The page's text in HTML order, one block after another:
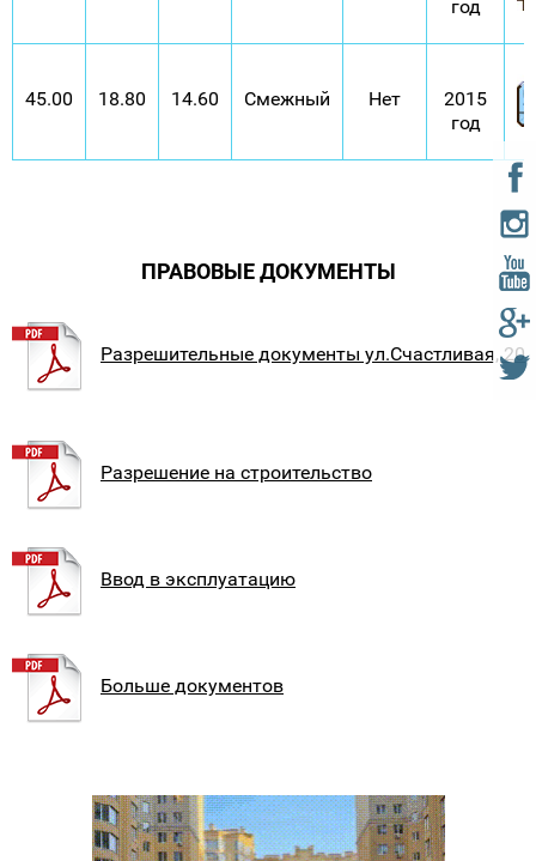
год
45.00 18.80 14.60 Смежный Нет
2015
год
ПРАВОВЫЕ ДОКУМЕНТЫ
Разрешительные документы ул.Счастливая, 20
Разрешение на строительство
Ввод в эксплуатацию
Больше документов